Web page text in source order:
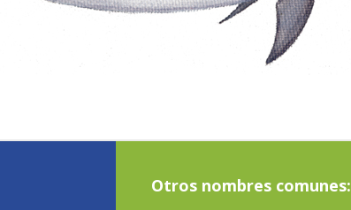
Otros nombres comunes: